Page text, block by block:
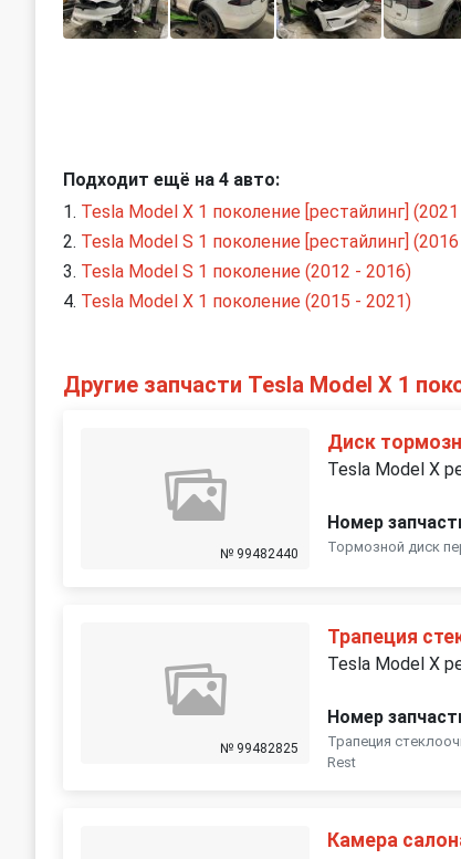
Подходит ещё на 4 авто:
Tesla Model X 1 поколение [рестайлинг]
Tesla Model S 1 поколение [рестайлинг]
Tesla Model S 1 поколение (2012 - 2016)
Tesla Model X 1 поколение (2015 - 2021)
Другие запчасти Tesla Model X 1
№ 99482440
Диск
Tesla Model X
Номер
Тормозной диск
№ 99482825
Трапеция
Tesla Model X
Номер
Трапеция
Rest
Камера